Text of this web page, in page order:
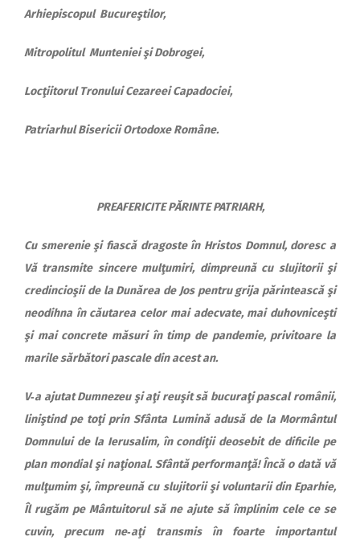
Arhiepiscopul Bucureştilor,
Mitropolitul Munteniei şi Dobrogei,
Locţiitorul Tronului Cezareei Capadociei,
Patriarhul Bisericii Ortodoxe Române.
PREAFERICITE PĂRINTE PATRIARH,
Cu smerenie şi fiască dragoste în Hristos Domnul, doresc a
Vă transmite sincere mulţumiri, dimpreună cu slujitorii şi
credincioşii de la Dunărea de Jos pentru grija părintească şi
neodihna în căutarea celor mai adecvate, mai duhovniceşti
şi mai concrete măsuri în timp de pandemie, privitoare la
marile sărbători pascale din acest an.
V‑a ajutat Dumnezeu şi aţi reuşit să bucuraţi pascal românii,
liniştind pe toţi prin Sfânta Lumină adusă de la Mormântul
Domnului de la Ierusalim, în condiţii deosebit de dificile pe
plan mondial şi naţional. Sfântă performanţă! Încă o dată vă
mulţumim şi, împreună cu slujitorii şi voluntarii din Eparhie,
Îl rugăm pe Mântuitorul să ne ajute să împlinim cele ce se
cuvin, precum ne‑aţi transmis în foarte importantul